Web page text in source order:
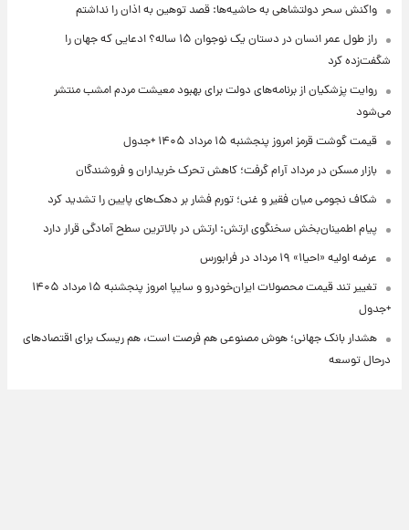
واکنش سحر دولتشاهی به حاشیه‌ها: قصد توهین به اذان را نداشتم
راز طول عمر انسان در دستان یک نوجوان ۱۵ ساله؟ ادعایی که جهان را
شگفت‌زده کرد
روایت پزشکیان از برنامه‌های دولت برای بهبود معیشت مردم امشب منتشر
می‌شود
قیمت گوشت قرمز امروز پنجشنبه ۱۵ مرداد ۱۴۰۵ +جدول
بازار مسکن در مرداد آرام گرفت؛ کاهش تحرک خریداران و فروشندگان
شکاف نجومی میان فقیر و غنی؛ تورم فشار بر دهک‌های پایین را تشدید کرد
پیام اطمینان‌بخش سخنگوی ارتش: ارتش در بالاترین سطح آمادگی قرار دارد
عرضه اولیه «احیا۱» ۱۹ مرداد در فرابورس
تغییر تند قیمت محصولات ایران‌خودرو و سایپا امروز پنجشنبه ۱۵ مرداد ۱۴۰۵
+جدول
هشدار بانک جهانی؛ هوش مصنوعی هم فرصت است، هم ریسک برای اقتصادهای
درحال توسعه